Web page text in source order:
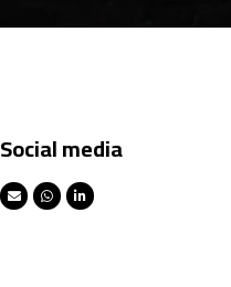
Social media